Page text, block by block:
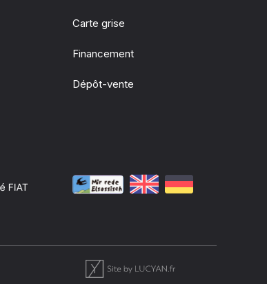
Carte grise
Financement
Dépôt-vente